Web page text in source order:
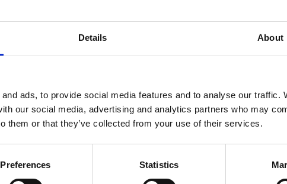
Details About
ads, to provide social media features and to analyse our traffic.
our social media, advertising and analytics partners who may
them or that they’ve collected from your use of their services.
Preferences Statistics
nuova era per il ready-to-